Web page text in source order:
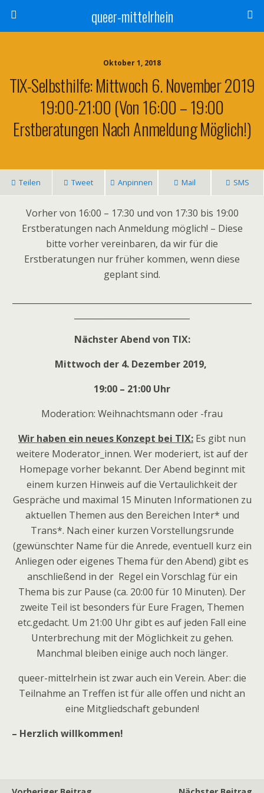
queer-mittelrhein
Oktober 1, 2018
TIX-Selbsthilfe: Mittwoch 6. November 2019
19:00-21:00 (Von 16:00 – 19:00
Erstberatungen Nach Anmeldung Möglich!)
Teilen Tweet Anpinnen Mail SMS
Vorher von 16:00 – 17:30 und von 17:30 bis 19:00
Erstberatungen nach Anmeldung möglich! – Diese
bitte vorher vereinbaren, da wir für die
Erstberatungen nur früher kommen, wenn diese
geplant sind.
Nächster Abend von TIX:
Mittwoch der 4. Dezember 2019,
19:00 – 21:00 Uhr
Moderation: Weihnachtsmann oder -frau
Wir haben ein neues Konzept bei TIX: Es gibt nun
weitere Moderator_innen. Wer moderiert, ist auf der
Homepage vorher bekannt. Der Abend beginnt mit
einem kurzen Hinweis auf die Vertaulichkeit der
Gespräche und maximal 15 Minuten Informationen zu
aktuellen Themen aus den Bereichen Inter* und
Trans*. Nach einer kurzen Vorstellungsrunde
(gewünschter Name für die Anrede, eventuell kurz ein
Anliegen oder eigenes Thema für den Abend) gibt es
anschließend in der Regel ein Vorschlag für ein
Thema bis zur Pause (ca. 20:00 für 10 Minuten). Der
zweite Teil ist besonders für Eure Fragen, Themen
etc.gedacht. Um 21:00 Uhr gibt es auf jeden Fall eine
Unterbrechung mit der Möglichkeit zu gehen.
Manchmal bleiben einige auch noch länger.
queer-mittelrhein ist zwar auch ein Verein. Aber: die
Teilnahme an Treffen ist für alle offen und nicht an
eine Mitgliedschaft gebunden!
– Herzlich willkommen!